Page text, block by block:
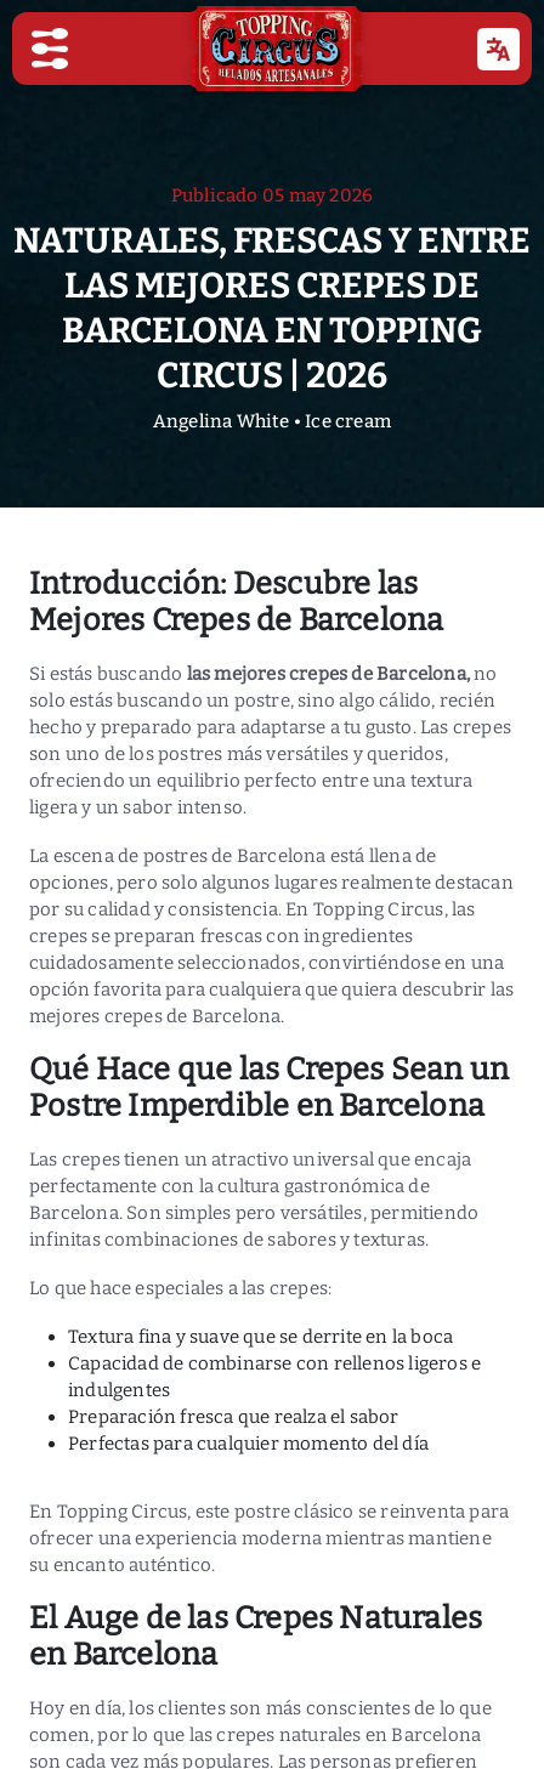
Publicado 05 may 2026
NATURALES, FRESCAS Y ENTRE
LAS MEJORES CREPES DE
BARCELONA EN TOPPING
CIRCUS | 2026
Angelina White •Ice cream
Introducción: Descubre las
Mejores Crepes de Barcelona
Si estás buscando las mejores crepes de Barcelona,no
solo estás buscando un postre, sino algo cálido, recién
hecho y preparado para adaptarse a tu gusto. Las crepes
son uno de los postres más versátiles y queridos,
ofreciendo un equilibrio perfecto entre una textura
ligera y un sabor intenso.
La escena de postres de Barcelona está llena de
opciones, pero solo algunos lugares realmente destacan
por su calidad y consistencia. En Topping Circus, las
crepes se preparan frescas con ingredientes
cuidadosamente seleccionados, convirtiéndose en una
opción favorita para cualquiera que quiera descubrir las
mejores crepes de Barcelona.
Qué Hace que las Crepes Sean un
Postre Imperdible en Barcelona
Las crepes tienen un atractivo universal que encaja
perfectamente con la cultura gastronómica de
Barcelona. Son simples pero versátiles, permitiendo
infinitas combinaciones de sabores y texturas.
Lo que hace especiales a las crepes:
Textura fina y suave que se derrite en la boca
Capacidad de combinarse con rellenos ligeros e
indulgentes
Preparación fresca que realza el sabor
Perfectas para cualquier momento del día
En Topping Circus, este postre clásico se reinventa para
ofrecer una experiencia moderna mientras mantiene
su encanto auténtico.
El Auge de las Crepes Naturales
en Barcelona
Hoy en día, los clientes son más conscientes de lo que
comen, por lo que lascrepes naturales en Barcelona
son cada vez más populares. Las personas prefieren